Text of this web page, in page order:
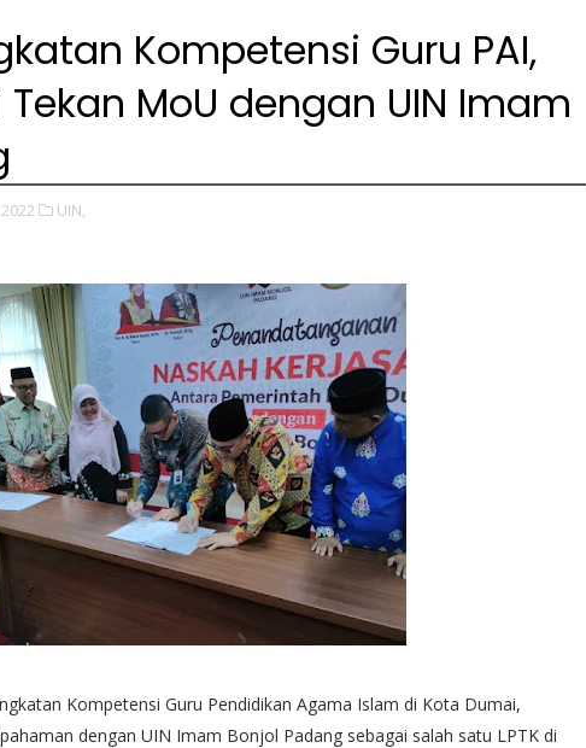
Kompetensi Guru PAI,
MoU dengan UIN Imam
UIN,
Kompetensi Guru Pendidikan Agama Islam di Kota Dumai,
dengan UIN Imam Bonjol Padang sebagai salah satu LPTK di